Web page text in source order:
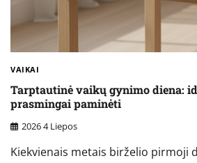
VAIKAI
Tarptautinė vaikų gynimo diena:
prasmingai paminėti
2026 4 Liepos
Kiekvienais metais birželio pirmoji